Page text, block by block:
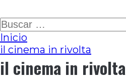
Ir
al
contenido
Buscar:
Inicio
il cinema in rivolta
il cinema in rivolta